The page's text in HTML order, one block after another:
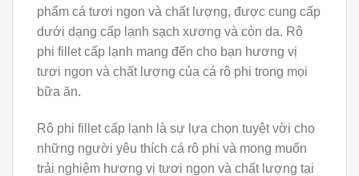
phẩm cá tươi ngon và chất lượng, được cung cấp
dưới dạng cấp lạnh sạch xương và còn da. Rô
phi fillet cấp lạnh mang đến cho bạn hương vị
tươi ngon và chất lượng của cá rô phi trong mọi
bữa ăn.
Rô phi fillet cấp lạnh là sự lựa chọn tuyệt vời cho
những người yêu thích cá rô phi và mong muốn
trải nghiệm hương vị tươi ngon và chất lượng tại